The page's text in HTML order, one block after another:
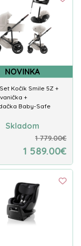
NOVINKA
Set Kočík Smile 5Z +
+
Baby-Safe
Skladom
1 779.00€
1 589.00€